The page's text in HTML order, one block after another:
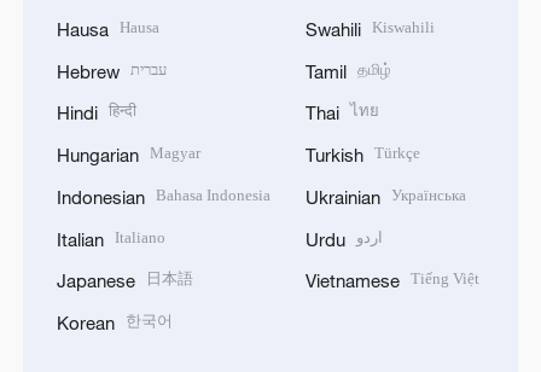
Hausa Hausa
Hebrew עברית
Hindi हिन्दी
Hungarian Magyar
Indonesian Bahasa Indonesia
Italian Italiano
Japanese 日本語
Korean 한국어
Swahili Kiswahili
Tamil தமிழ்
Thai ไทย
Turkish Türkçe
Ukrainian Українська
Urdu اردو
Vietnamese Tiếng Việt